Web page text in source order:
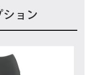
ョン